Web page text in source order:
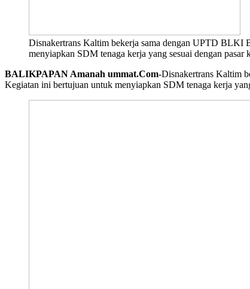
Disnakertrans Kaltim bekerja sama dengan UPTD BLKI
menyiapkan SDM tenaga kerja yang sesuai dengan
BALIKPAPAN Amanah ummat.Com-Disnakertrans Kaltim
Kegiatan ini bertujuan untuk menyiapkan SDM tenaga kerja